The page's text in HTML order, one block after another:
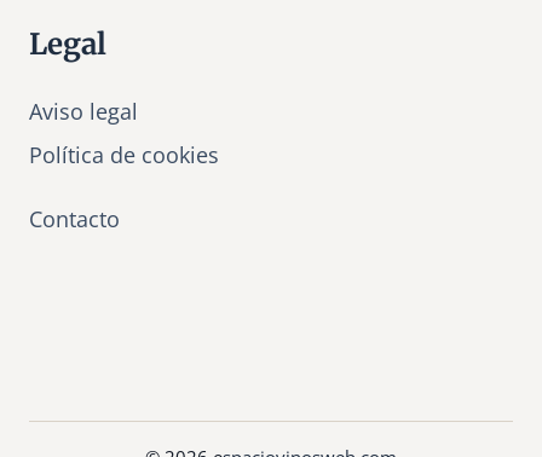
Legal
Aviso legal
Política de cookies
Contacto